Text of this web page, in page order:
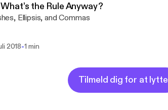
the Rule Anyway?
Ellipsis, and Commas
2018-1 min
Tilmeld dig for at lytte